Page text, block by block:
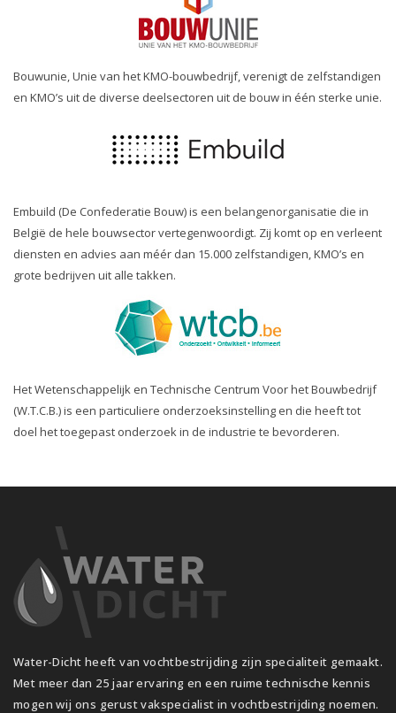
Bouwunie, Unie van het KMO-bouwbedrijf, verenigt de zelfstandigen
en KMO’s uit de diverse deelsectoren uit de bouw in één sterke unie.
Embuild (De Confederatie Bouw) is een belangenorganisatie die in
België de hele bouwsector vertegenwoordigt. Zij komt op en verleent
diensten en advies aan méér dan 15.000 zelfstandigen, KMO’s en
grote bedrijven uit alle takken.
Het Wetenschappelijk en Technische Centrum Voor het Bouwbedrijf
(W.T.C.B.) is een particuliere onderzoeksinstelling en die heeft tot
doel het toegepast onderzoek in de industrie te bevorderen.
Water-Dicht heeft van vochtbestrijding zijn specialiteit gemaakt.
Met meer dan 25 jaar ervaring en een ruime technische kennis
mogen wij ons gerust vakspecialist in vochtbestrijding noemen.